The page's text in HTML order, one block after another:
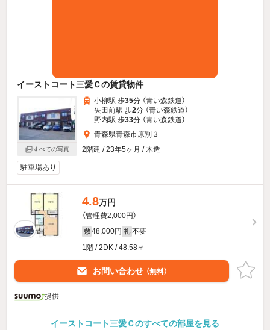
イーストコート三愛Ｃの賃貸物件
すべての写真
小柳駅 歩35分 （青い森鉄道）
矢田前駅 歩2分 （青い森鉄道）
野内駅 歩33分 （青い森鉄道）
青森県青森市原別３
2階建 / 23年5ヶ月 / 木造
駐車場あり
4.8万円
（管理費2,000円）
敷 48,000円 礼 不要
1階 / 2DK / 48.58㎡
お問い合わせ （無料）
提供
イーストコート三愛Ｃのすべての部屋を見る